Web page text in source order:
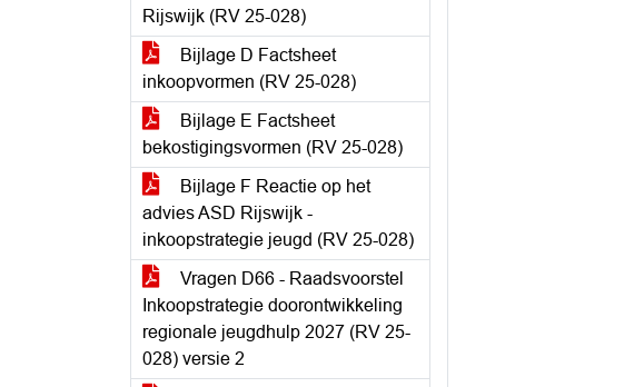
Rijswijk (RV 25-028)
Bijlage D Factsheet
inkoopvormen (RV 25-028)
Bijlage E Factsheet
bekostigingsvormen (RV 25-028)
Bijlage F Reactie op het
advies ASD Rijswijk -
inkoopstrategie jeugd (RV 25-028)
Vragen D66 - Raadsvoorstel
Inkoopstrategie doorontwikkeling
regionale jeugdhulp 2027 (RV 25-
028) versie 2